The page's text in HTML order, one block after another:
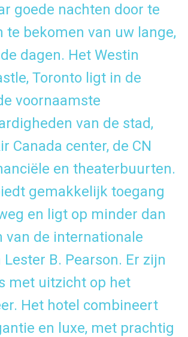
goede nachten door te
te bekomen van uw lange,
dagen. Het Westin
Toronto ligt in de
voornaamste
van de stad,
Canada center, de CN
en theaterbuurten.
gemakkelijk toegang
en ligt op minder dan
van de internationale
B. Pearson. Er zijn
met uitzicht op het
Het hotel combineert
en luxe, met prachtig